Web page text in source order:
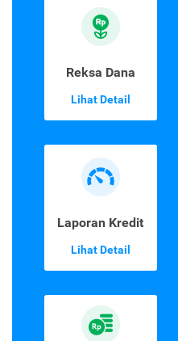
Reksa Dana
Lihat Detail
Laporan Kredit
Lihat Detail